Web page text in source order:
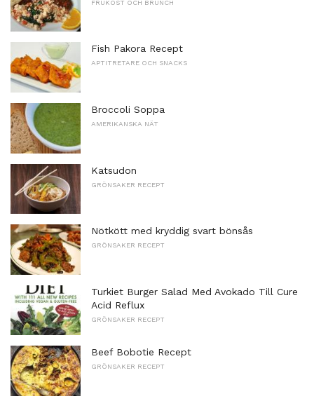
FRUKOST OCH BRUNCH
Fish Pakora Recept
APTITRETARE OCH SNACKS
Broccoli Soppa
AMERIKANSKA NÄT
Katsudon
GRÖNSAKER RECEPT
Nötkött med kryddig svart bönsås
GRÖNSAKER RECEPT
Turkiet Burger Salad Med Avokado Till Cure
Acid Reflux
GRÖNSAKER RECEPT
Beef Bobotie Recept
GRÖNSAKER RECEPT